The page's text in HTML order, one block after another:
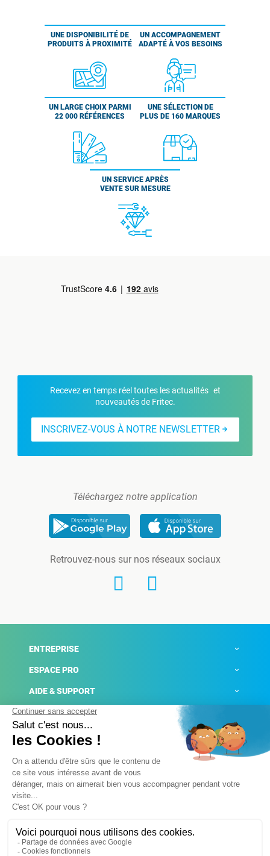
UNE DISPONIBILITÉ DE
PRODUITS À PROXIMITÉ
UN ACCOMPAGNEMENT
ADAPTÉ À VOS BESOINS
UN LARGE CHOIX PARMI
22 000 RÉFÉRENCES
UNE SÉLECTION DE
PLUS DE 160 MARQUES
UN SERVICE APRÈS
VENTE SUR MESURE
Recevez en temps réel toutes les actualités et
nouveautés de Fritec.
INSCRIVEZ-VOUS À NOTRE NEWSLETTER
Téléchargez notre application
Retrouvez-nous sur nos réseaux sociaux
ENTREPRISE
ESPACE PRO
AIDE & SUPPORT
ACTUALITÉS
Mentions légales
Conditions générales de ventes